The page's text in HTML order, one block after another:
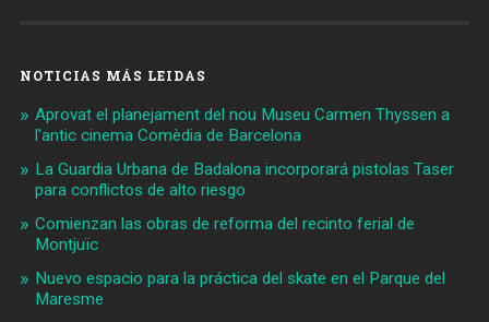
NOTICIAS MÁS LEIDAS
Aprovat el planejament del nou Museu Carmen Thyssen a
l'antic cinema Comèdia de Barcelona
La Guardia Urbana de Badalona incorporará pistolas Taser
para conflictos de alto riesgo
Comienzan las obras de reforma del recinto ferial de
Montjuïc
Nuevo espacio para la práctica del skate en el Parque del
Maresme